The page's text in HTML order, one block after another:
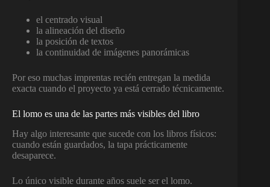
el centrado visual
la alineación del diseño
la posición de textos
la continuidad de imágenes panorámicas
Por eso muchas imprentas recién entregan la medida
exacta cuando el proyecto ya está cerrado técnicamente.
El lomo es una de las partes más visibles del libro
Hay algo interesante que sucede con los libros físicos:
cuando están guardados, la tapa prácticamente
desaparece.
Lo único visible durante años suele ser el lomo.